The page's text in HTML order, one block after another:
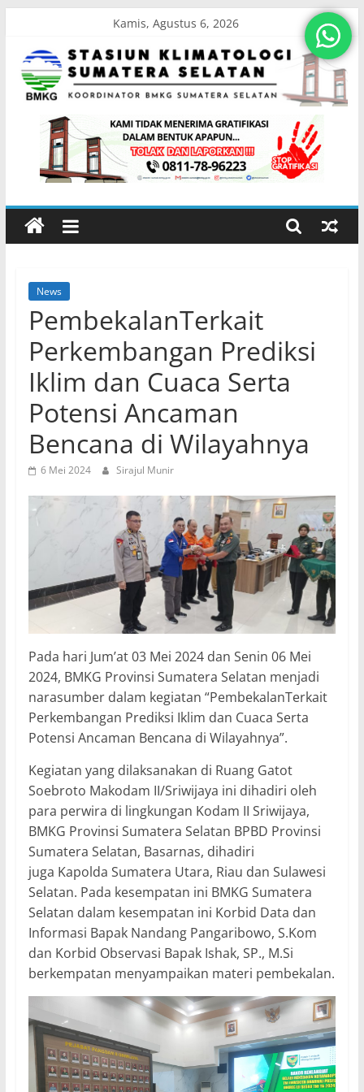
content
Kamis, Agustus 6, 2026
Stasiun
Klimatologi
Sumatera
Koordinator
BMKG
Sumatera
Selatan
News
PembekalanTerkait
Perkembangan Prediksi
Iklim dan Cuaca Serta
Potensi Ancaman
Bencana di Wilayahnya
6 Mei 2024 Sirajul Munir
Pada hari Jum’at 03 Mei 2024 dan Senin 06 Mei
2024, BMKG Provinsi Sumatera Selatan menjadi
narasumber dalam kegiatan “PembekalanTerkait
Perkembangan Prediksi Iklim dan Cuaca Serta
Potensi Ancaman Bencana di Wilayahnya”.
Kegiatan yang dilaksanakan di Ruang Gatot
Soebroto Makodam II/Sriwijaya ini dihadiri oleh
para perwira di lingkungan Kodam II Sriwijaya,
BMKG Provinsi Sumatera Selatan BPBD Provinsi
Sumatera Selatan, Basarnas, dihadiri
juga Kapolda Sumatera Utara, Riau dan Sulawesi
Selatan. Pada kesempatan ini BMKG Sumatera
Selatan dalam kesempatan ini Korbid Data dan
Informasi Bapak Nandang Pangaribowo, S.Kom
dan Korbid Observasi Bapak Ishak, SP., M.Si
berkempatan menyampaikan materi pembekalan.